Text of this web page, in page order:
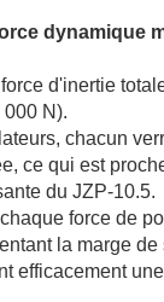
dynamique
d'inertie
N).
chacun
ce qui est
du JZP‐10.5.
force de
la marge de
efficacement